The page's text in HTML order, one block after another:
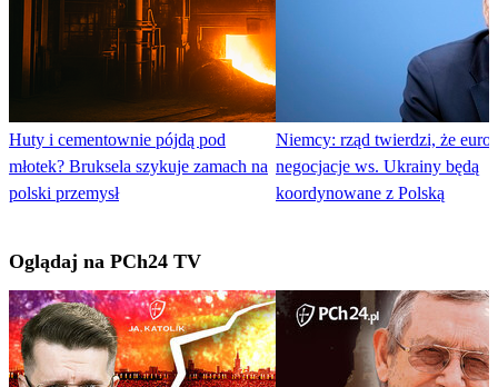
Huty i cementownie pójdą pod
młotek? Bruksela szykuje zamach na
polski przemysł
Niemcy: rząd twierdzi, że
negocjacje ws. Ukrainy będą
koordynowane z Polską
Oglądaj na PCh24 TV